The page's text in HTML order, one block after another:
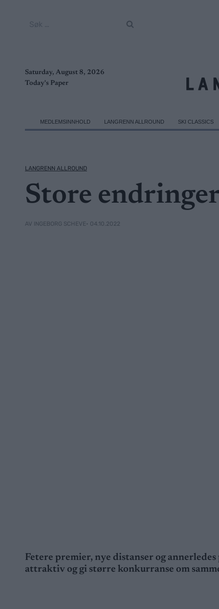
Saturday, August 8, 2026
Today's Paper
MEDLEMSINNHOLD LANGRENN ALLROUND SKI CLASSICS
LANGRENN ALLROUND
Store
AV INGEBORG SCHEVE• 04.10.2022
Fetere premier, nye distanser og
attraktiv og gi større konkurranse om